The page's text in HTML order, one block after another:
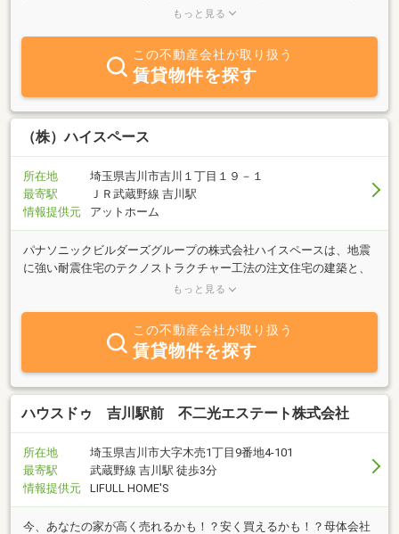
どんな些細な事でもお気軽にご相談下さい。きっとあなたの“力”に
もっと見る
この不動産会社が取り扱う
賃貸物件を探す
（株）ハイスペース
所在地
埼玉県吉川市吉川１丁目１９－１
最寄駅
ＪＲ武蔵野線 吉川駅
情報提供元
アットホーム
パナソニックビルダーズグループの株式会社ハイスペースは、地震
に強い耐震住宅のテクノストラクチャー工法の注文住宅の建築と、
不動産の賃貸物件から売買物件の不動産情報のご紹介を行っており
元に腰を据えた当社ならではの独自のライフスタイルと地震に強い
家づくりのご提案をいたします。不動産のことから家づくりのこと
までお気軽にご相談ください。
もっと見る
この不動産会社が取り扱う
賃貸物件を探す
ハウスドゥ 吉川駅前 不二光エステート株式会社
所在地
埼玉県吉川市大字木売1丁目9番地4-101
最寄駅
武蔵野線 吉川駅 徒歩3分
情報提供元
LIFULL HOME'S
今、あなたの家が高く売れるかも！？安く買えるかも！？母体会社